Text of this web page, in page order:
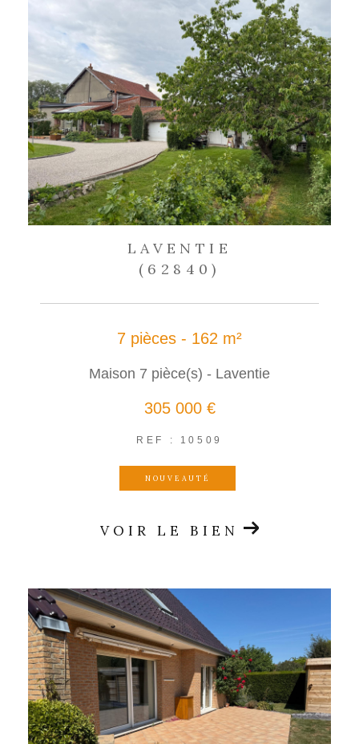
LAVENTIE
(62840)
7 pièces - 162 m²
Maison 7 pièce(s) - Laventie
305 000 €
REF : 10509
NOUVEAUTÉ
VOIR LE BIEN